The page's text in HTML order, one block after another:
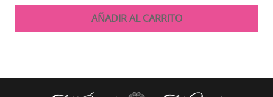
AÑADIR AL CARRITO